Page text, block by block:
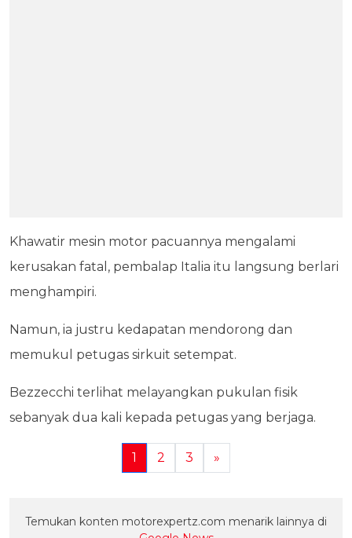
Khawatir mesin motor pacuannya mengalami
kerusakan fatal, pembalap Italia itu langsung berlari
menghampiri.
Namun, ia justru kedapatan mendorong dan
memukul petugas sirkuit setempat.
Bezzecchi terlihat melayangkan pukulan fisik
sebanyak dua kali kepada petugas yang berjaga.
1 2 3 »
Temukan konten motorexpertz.com menarik lainnya di